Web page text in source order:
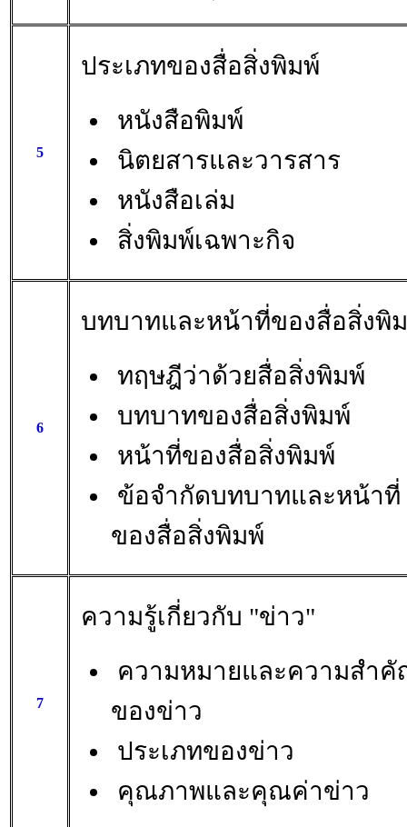
5
ประเภทของสื่อสิ่งพิมพ์
หนังสือพิมพ์
นิตยสารและวารสาร
หนังสือเล่ม
สิ่งพิมพ์เฉพาะกิจ
6
บทบาทและหน้าที่ของสื่อสิ่งพิ
ทฤษฎีว่าด้วยสื่อสิ่งพิมพ์
บทบาทของสื่อสิ่งพิมพ์
หน้าที่ของสื่อสิ่งพิมพ์
ข้อจำกัดบทบาทและหน้าที่
ของสื่อสิ่งพิมพ์
7
ความรู้เกี่ยวกับ "ข่าว"
ความหมายและความสำ
ของข่าว
ประเภทของข่าว
คุณภาพและคุณค่าข่าว